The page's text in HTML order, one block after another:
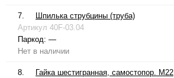
7.
Шпилька струбцины (труба)
Артикул 40F-03.04
Паркод: —
Нет в наличии
8.
Гайка шестигранная, самостопор. М22